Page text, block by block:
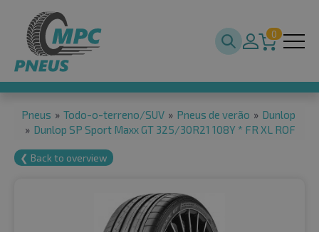
0
Pneus » Todo-o-terreno/SUV » Pneus de verão » Dunlop
» Dunlop SP Sport Maxx GT 325/30R21 108Y * FR XL ROF
❮ Back to overview